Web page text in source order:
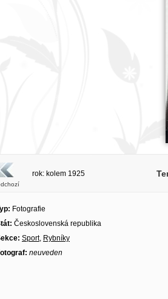
rok: kolem 1925
Fotografie
Československá republika
Sport, Rybníky
neuveden